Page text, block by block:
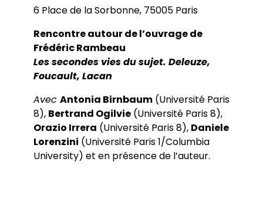
6 Place de la Sorbonne, 75005 Paris
Rencontre autour de l’ouvrage de
Frédéric Rambeau
Les secondes vies du sujet. Deleuze,
Foucault, Lacan
Avec Antonia Birnbaum(Université Paris
8), Bertrand Ogilvie(Université Paris 8),
Orazio Irrera (Université Paris 8), Daniele
Lorenzini (Université Paris 1/Columbia
University) et en présence de l’auteur.